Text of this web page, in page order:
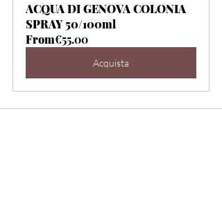
ACQUA DI GENOVA COLONIA
SPRAY 50/100ml
From€55.00
Acquista